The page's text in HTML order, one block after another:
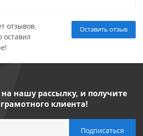
Оставить отзыв
отзывов.
оставил
нашу рассылку, и получите
грамотного клиента!